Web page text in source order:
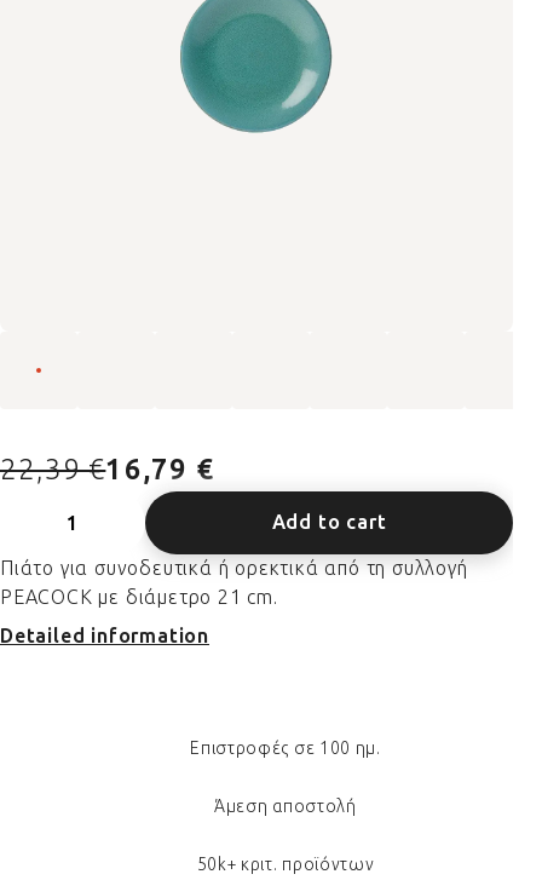
22,39 €16,79 €
Add to cart
Πιάτο για συνοδευτικά ή ορεκτικά από τη συλλογή
PEACOCK με διάμετρο 21 cm.
Detailed information
Επιστροφές σε 100 ημ.
Άμεση αποστολή
50k+ κριτ. προϊόντων